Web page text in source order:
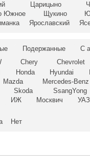
Царицыно
Южное
Щукино
Ярославский
Подержанные С
Chery Chevrolet
Honda Hyundai
Mazda
Mercedes-Benz
Skoda
SsangYong
ИЖ
Москвич УАЗ
Нет